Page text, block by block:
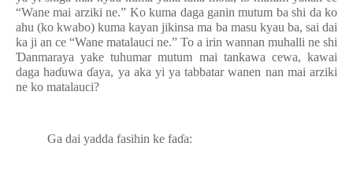
“Wane mai arziki ne.” Ko kuma daga ganin mutum ba shi da ko
ahu (ko kwabo) kuma kayan jikinsa ma ba masu kyau ba, sai dai
ka ji an ce “Wane matalauci ne.” To a irin wannan muhalli ne shi
Ɗanmaraya yake tuhumar mutum mai tankawa cewa, kawai
daga haɗuwaɗaya, ya aka yi ya tabbatar wanen nan mai arziki
ne ko matalauci?
Ga dai yadda fasihin ke faɗa: